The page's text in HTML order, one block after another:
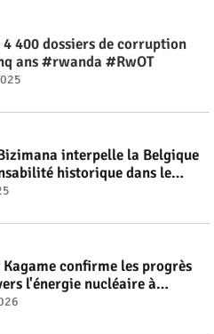
4 400 dossiers de corruption
ans #rwanda #RwOT
interpelle la Belgique
historique dans le
#RwOT
Kagame confirme les progrès
l'énergie nucléaire à
#rwanda #RwOT